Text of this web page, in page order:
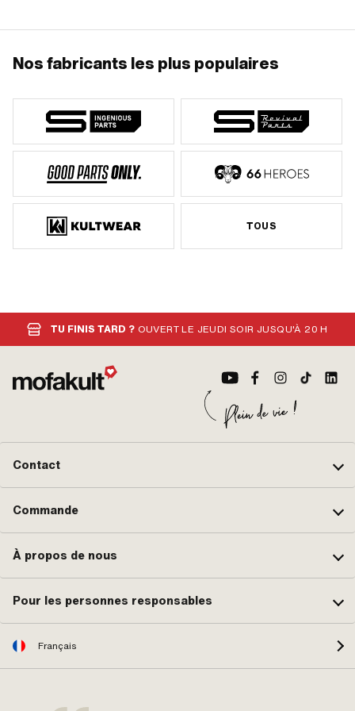
d'application: Original · Champ
Nos fabricants les plus populaires
TOUS
TU FINIS TARD ? OUVERT LE JEUDI SOIR JUSQU'À 20 H
Contact
Commande
À propos de nous
Pour les personnes responsables
Français